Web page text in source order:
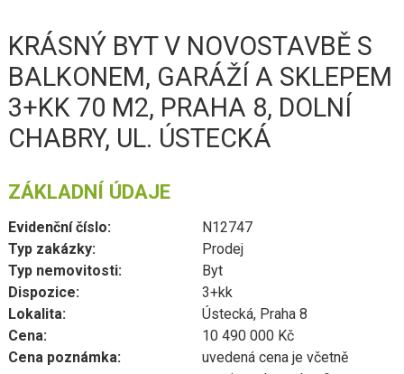
KRÁSNÝ BYT V NOVOSTAVBĚ S
BALKONEM, GARÁŽÍ A SKLEPEM
3+KK 70 M2, PRAHA 8, DOLNÍ
CHABRY, UL. ÚSTECKÁ
ZÁKLADNÍ ÚDAJE
Evidenční číslo:
N12747
Typ zakázky:
Prodej
Typ nemovitosti:
Byt
Dispozice:
3+kk
Lokalita:
Ústecká, Praha 8
Cena:
10 490 000 Kč
Cena poznámka:
uvedená cena je včetně